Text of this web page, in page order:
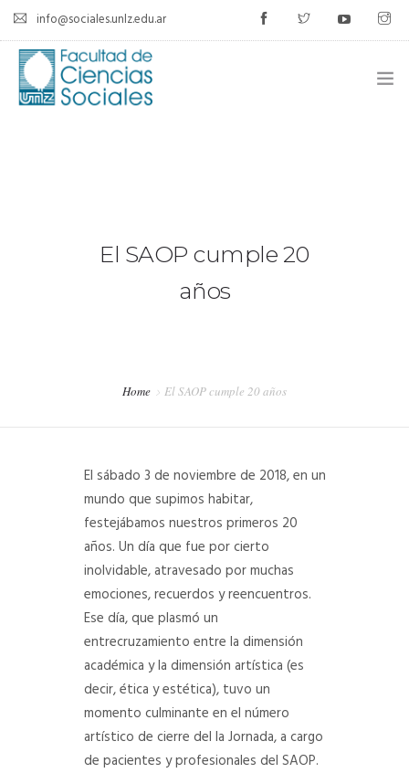
info@sociales.unlz.edu.ar
CALENDARIO ACADÉMICO
RADIO CONURBANA
El SAOP cumple 20
años
Home El SAOP cumple 20 años
El sábado 3 de noviembre de 2018, en un
mundo que supimos habitar,
festejábamos nuestros primeros 20
años. Un día que fue por cierto
inolvidable, atravesado por muchas
emociones, recuerdos y reencuentros.
Ese día, que plasmó un
entrecruzamiento entre la dimensión
académica y la dimensión artística (es
decir, ética y estética), tuvo un
momento culminante en el número
artístico de cierre del la Jornada, a cargo
de pacientes y profesionales del SAOP.